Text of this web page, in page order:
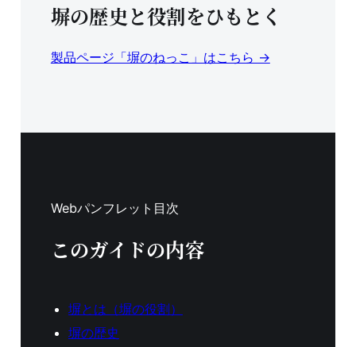
塀の歴史と役割をひもとく
製品ページ「塀のねっこ」はこちら →
Webパンフレット目次
このガイドの内容
塀とは（塀の役割）
塀の歴史